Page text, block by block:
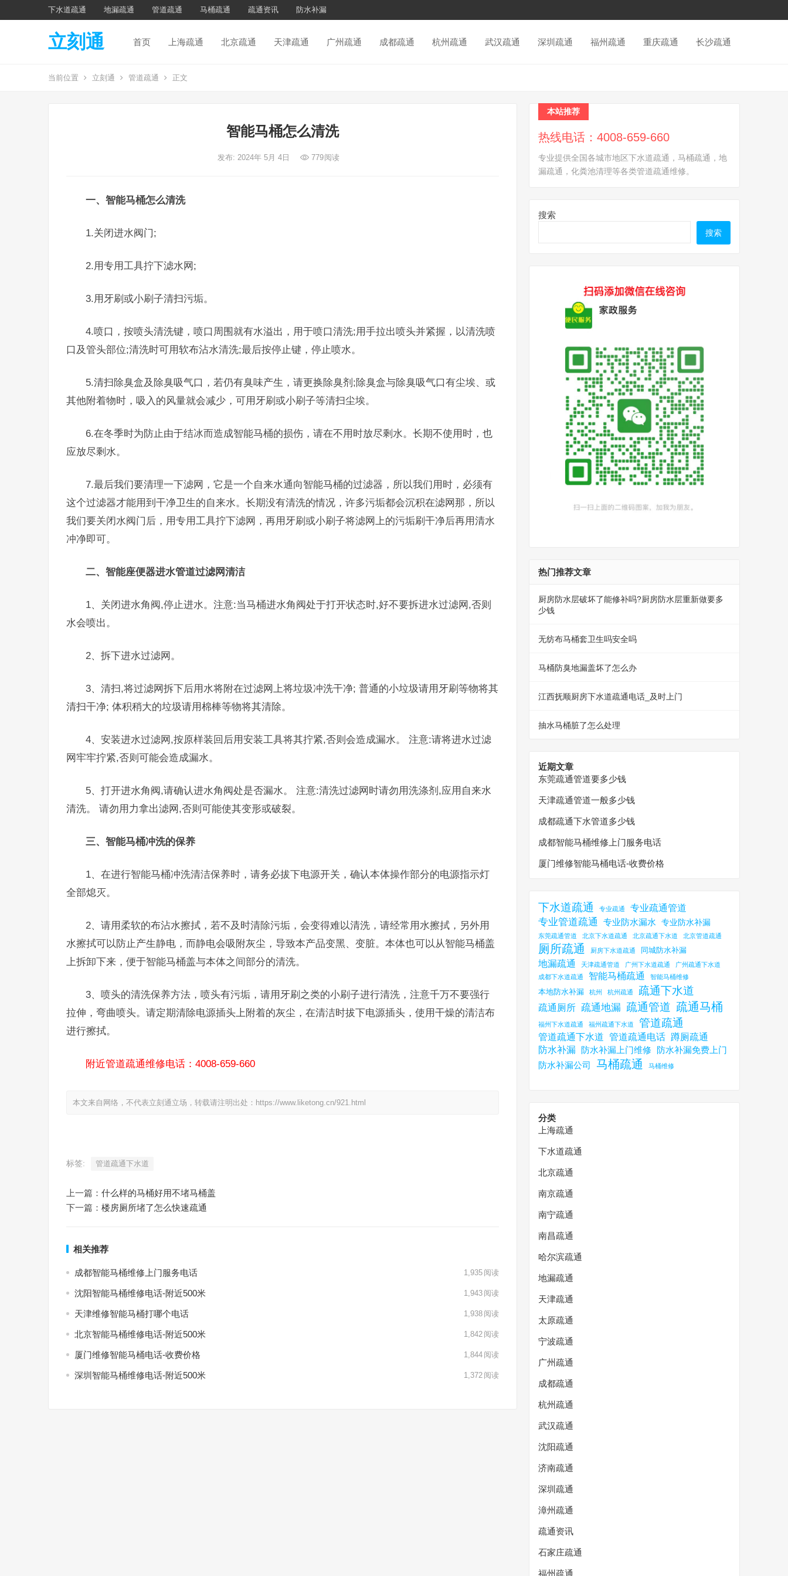
下水道疏通 地漏疏通 管道疏通 马桶疏通 疏通资讯 防水补漏
立刻通 首页 上海疏通 北京疏通 天津疏通 广州疏通 成都疏通 杭州疏通 武汉疏通 深圳疏通 福州疏通 重庆疏通 长沙疏通
当前位置 立刻通 管道疏通 正文
智能马桶怎么清洗
发布: 2024年 5月 4日 779阅读
一、智能马桶怎么清洗
1.关闭进水阀门;
2.用专用工具拧下滤水网;
3.用牙刷或小刷子清扫污垢。
4.喷口，按喷头清洗键，喷口周围就有水溢出，用于喷口清洗;用手拉出喷头并紧握，以清洗喷
口及管头部位;清洗时可用软布沾水清洗;最后按停止键，停止喷水。
5.清扫除臭盒及除臭吸气口，若仍有臭味产生，请更换除臭剂;除臭盒与除臭吸气口有尘埃、或
其他附着物时，吸入的风量就会减少，可用牙刷或小刷子等清扫尘埃。
6.在冬季时为防止由于结冰而造成智能马桶的损伤，请在不用时放尽剩水。长期不使用时，也
应放尽剩水。
7.最后我们要清理一下滤网，它是一个自来水通向智能马桶的过滤器，所以我们用时，必须有
这个过滤器才能用到干净卫生的自来水。长期没有清洗的情况，许多污垢都会沉积在滤网那，所以
我们要关闭水阀门后，用专用工具拧下滤网，再用牙刷或小刷子将滤网上的污垢刷干净后再用清水
冲净即可。
二、智能座便器进水管道过滤网清洁
1、关闭进水角阀,停止进水。注意:当马桶进水角阀处于打开状态时,好不要拆进水过滤网,否则
水会喷出。
2、拆下进水过滤网。
3、清扫,将过滤网拆下后用水将附在过滤网上将垃圾冲洗干净; 普通的小垃圾请用牙刷等物将其
清扫干净; 体积稍大的垃圾请用棉棒等物将其清除。
4、安装进水过滤网,按原样装回后用安装工具将其拧紧,否则会造成漏水。 注意:请将进水过滤
网牢牢拧紧,否则可能会造成漏水。
5、打开进水角阀,请确认进水角阀处是否漏水。 注意:清洗过滤网时请勿用洗涤剂,应用自来水
清洗。 请勿用力拿出滤网,否则可能使其变形或破裂。
三、智能马桶冲洗的保养
1、在进行智能马桶冲洗清洁保养时，请务必拔下电源开关，确认本体操作部分的电源指示灯
全部熄灭。
2、请用柔软的布沾水擦拭，若不及时清除污垢，会变得难以清洗，请经常用水擦拭，另外用
水擦拭可以防止产生静电，而静电会吸附灰尘，导致本产品变黑、变脏。本体也可以从智能马桶盖
上拆卸下来，便于智能马桶盖与本体之间部分的清洗。
3、喷头的清洗保养方法，喷头有污垢，请用牙刷之类的小刷子进行清洗，注意千万不要强行
拉伸，弯曲喷头。请定期清除电源插头上附着的灰尘，在清洁时拔下电源插头，使用干燥的清洁布
进行擦拭。
附近管道疏通维修电话：4008-659-660
本文来自网络，不代表立刻通立场，转载请注明出处：https://www.liketong.cn/921.html
标签: 管道疏通下水道
上一篇： 什么样的马桶好用不堵马桶盖
下一篇： 楼房厕所堵了怎么快速疏通
相关推荐
成都智能马桶维修上门服务电话 1,935 阅读
沈阳智能马桶维修电话-附近500米 1,943 阅读
天津维修智能马桶打哪个电话 1,938 阅读
北京智能马桶维修电话-附近500米 1,842 阅读
厦门维修智能马桶电话-收费价格 1,844 阅读
深圳智能马桶维修电话-附近500米 1,372 阅读
本站推荐
热线电话：4008-659-660
专业提供全国各城市地区下水道疏通，马桶疏通，地
漏疏通，化粪池清理等各类管道疏通维修。
搜索
搜索
热门推荐文章
厨房防水层破坏了能修补吗?厨房防水层重新做要多
少钱
无纺布马桶套卫生吗安全吗
马桶防臭地漏盖坏了怎么办
江西抚顺厨房下水道疏通电话_及时上门
抽水马桶脏了怎么处理
近期文章
东莞疏通管道要多少钱
天津疏通管道一般多少钱
成都疏通下水管道多少钱
成都智能马桶维修上门服务电话
厦门维修智能马桶电话-收费价格
下水道疏通 专业疏通 专业疏通管道
专业管道疏通 专业防水漏水 专业防水补漏
东莞疏通管道 北京下水道疏通 北京疏通下水道 北京管道疏通
厕所疏通 厨房下水道疏通 同城防水补漏
地漏疏通 天津疏通管道 广州下水道疏通
广州疏通下水道
成都下水道疏通
智能马桶疏通 智能马桶维修
本地防水补漏 杭州 杭州疏通 疏通下水道
疏通厕所 疏通地漏 疏通管道 疏通马桶
福州下水道疏通 福州疏通下水道 管道疏通
管道疏通下水道 管道疏通电话 蹲厕疏通
防水补漏 防水补漏上门维修
防水补漏免费上门
防水补漏公司
马桶疏通 马桶维修
分类
上海疏通
下水道疏通
北京疏通
南京疏通
南宁疏通
南昌疏通
哈尔滨疏通
地漏疏通
天津疏通
太原疏通
宁波疏通
广州疏通
成都疏通
杭州疏通
武汉疏通
沈阳疏通
济南疏通
深圳疏通
漳州疏通
疏通资讯
石家庄疏通
福州疏通